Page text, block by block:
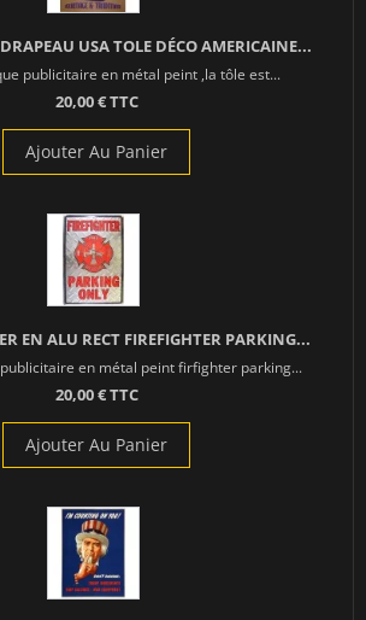
USA TOLE DÉCO AMERICAINE...
publicitaire en métal peint ,la tôle est...
20,00 € TTC
Ajouter Au Panier
EN ALU RECT FIREFIGHTER PARKING...
en métal peint firfighter parking...
20,00 € TTC
Ajouter Au Panier